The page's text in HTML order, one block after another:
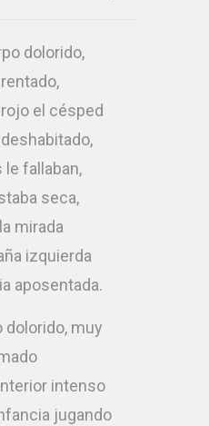
dolorido,
el césped
le fallaban,
seca,
mirada
izquierda
aposentada.
dolorido, muy
intenso
jugando